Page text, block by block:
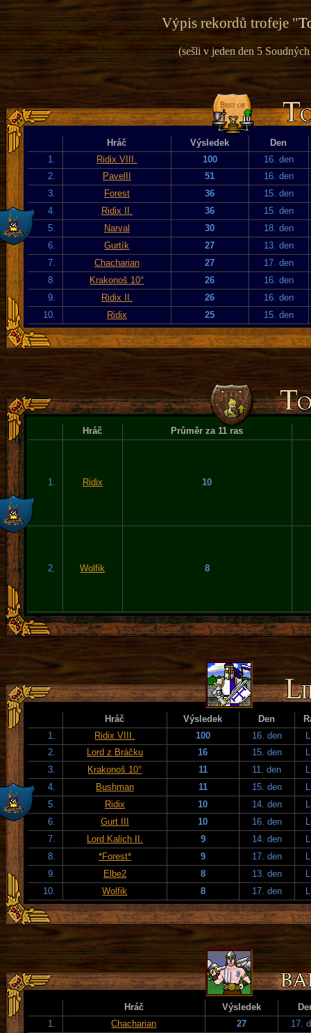
Výpis rekordů trofeje "
(sešli v jeden den 5
Hráč Výsledek
Den
1.
Ridix VIII. 100
16. den
2.
PavelII 51
16. den
3.
Forest 36
15. den
4.
Ridix II. 36
15. den
5.
Narval 30
18. den
6.
Gurtík 27
13. den
7.
Chacharian 27
17. den
8.
Krakonoš 10° 26
16. den
9.
Ridix II. 26
16. den
10.
Ridix 25 15. den
Hráč Průměr za 11 ras
1. Ridix 10
2. Wolfik 8
Hráč Výsledek Den
1.
Ridix VIII. 100 16. den
2.
Lord z Bráčku 16 15. den
3.
Krakonoš 10° 11 11. den
4.
Bushman 11 15. den
5.
Ridix 10 14. den
6.
Gurt III 10 16. den
7.
Lord Kalich II. 9 14. den
8.
*Forest* 9 17. den
9.
Elbe2 8 13. den
10.
Wolfik 8 17. den
Hráč Výsledek
1.
Chacharian 27
17.